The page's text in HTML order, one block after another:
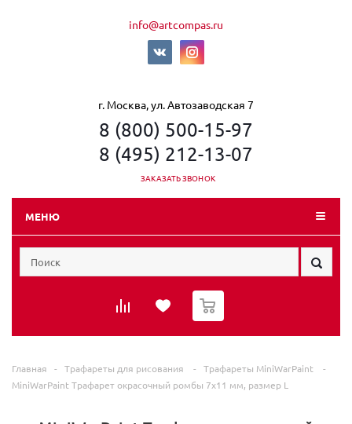
info@artcompas.ru
г. Москва, ул. Автозаводская 7
8 (800) 500-15-97
8 (495) 212-13-07
ЗАКАЗАТЬ ЗВОНОК
МЕНЮ
0
Главная - Трафареты для рисования - Трафареты MiniWarPaint
-
MiniWarPaint Трафарет окрасочный ромбы 7х11 мм, размер L